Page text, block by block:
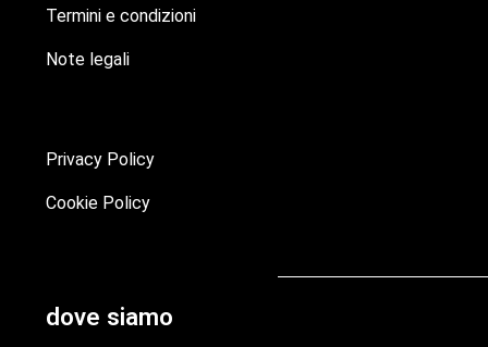
Termini e condizioni
Note legali
Privacy Policy
Cookie Policy
dove siamo